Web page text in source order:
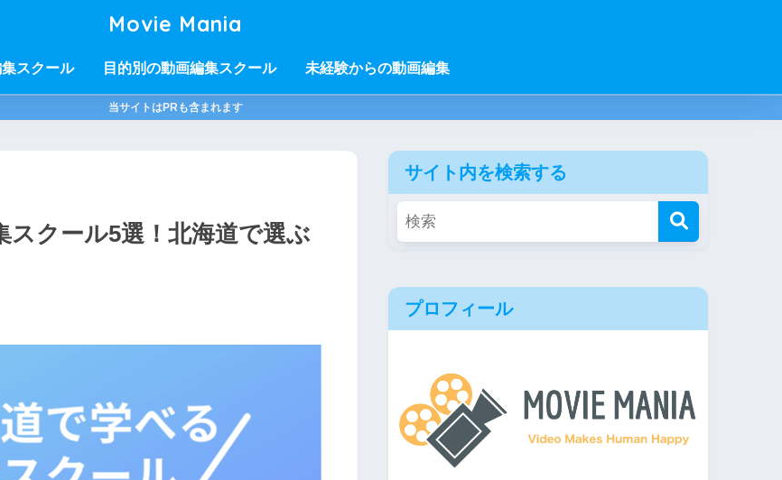
Movie Mania
スクール 目的別の動画編集スクール 未経験からの動画編集
当サイトはPRも含まれます
クール5選！北海道で選ぶ
サイト内を検索する
プロフィール